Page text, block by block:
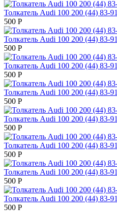
Толкатель Audi 100 200 (44) 83-91
500 P
Толкатель Audi 100 200 (44) 83-91
500 P
Толкатель Audi 100 200 (44) 83-91
500 P
Толкатель Audi 100 200 (44) 83-91
500 P
Толкатель Audi 100 200 (44) 83-91
500 P
Толкатель Audi 100 200 (44) 83-91
500 P
Толкатель Audi 100 200 (44) 83-91
500 P
Толкатель Audi 100 200 (44) 83-91
500 P